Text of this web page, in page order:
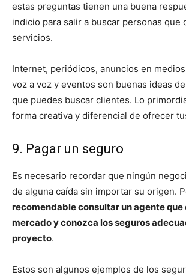
estas preguntas tienen una buena
indicio para salir a buscar personas que
servicios.
Internet, periódicos, anuncios en
voz a voz y eventos son buenas ideas
que puedes buscar clientes. Lo
forma creativa y diferencial de ofrecer
9. Pagar un seguro
Es necesario recordar que ningún
de alguna caída sin importar su origen.
recomendable consultar un agente que
mercado y conozca los seguros
proyecto.
Estos son algunos ejemplos de los